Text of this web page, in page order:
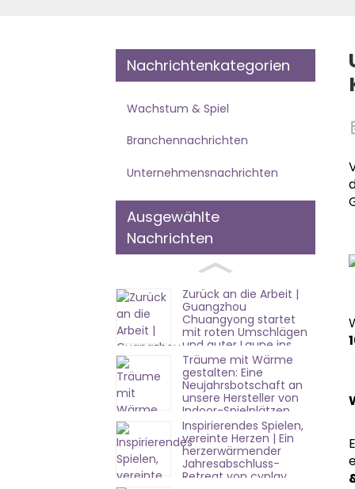
Nachrichtenkategorien
Wachstum & Spiel
Branchennachrichten
Unternehmensnachrichten
Ausgewählte
Nachrichten
Zurück an die Arbeit |
Guangzhou
Chuangyong startet
mit roten Umschlägen
und guter Laune ins
neue Jahr!
Träume mit Wärme
gestalten: Eine
Neujahrsbotschaft an
unsere Hersteller von
Indoor-Spielplätzen
Inspirierendes Spielen,
vereinte Herzen | Ein
herzerwärmender
Jahresabschluss-
Retreat von cyplay